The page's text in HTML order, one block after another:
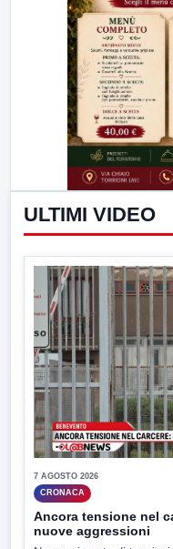
ULTIMI VIDEO
7 AGOSTO 2026
CRONACA
Ancora tensione nel
nuove aggressioni